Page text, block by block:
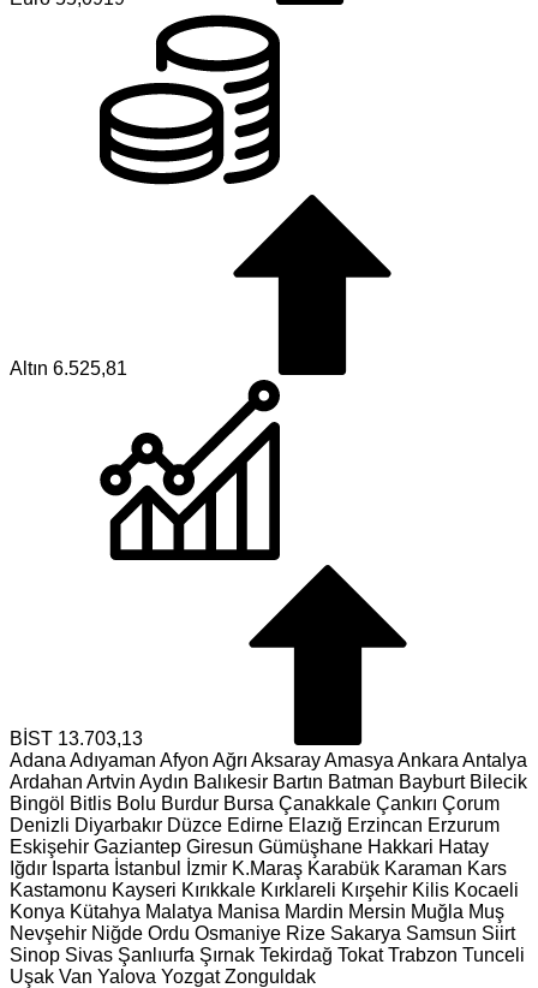
Altın 6.525,81
BİST 13.703,13
Adana Adıyaman Afyon Ağrı AksarayAmasya Ankara Antalya
Ardahan Artvin Aydın Balıkesir Bartın Batman Bayburt Bilecik
Bingöl Bitlis Bolu Burdur Bursa Çanakkale Çankırı Çorum
Denizli Diyarbakır Düzce Edirne Elazığ Erzincan Erzurum
Eskişehir Gaziantep Giresun Gümüşhane Hakkari Hatay
Iğdır Isparta İstanbul İzmir K.Maraş Karabük Karaman Kars
Kastamonu Kayseri Kırıkkale Kırklareli Kırşehir Kilis Kocaeli
Konya Kütahya Malatya Manisa Mardin Mersin Muğla Muş
Nevşehir Niğde Ordu Osmaniye Rize Sakarya Samsun Siirt
Sinop Sivas Şanlıurfa Şırnak Tekirdağ Tokat Trabzon Tunceli
Uşak Van Yalova Yozgat Zonguldak